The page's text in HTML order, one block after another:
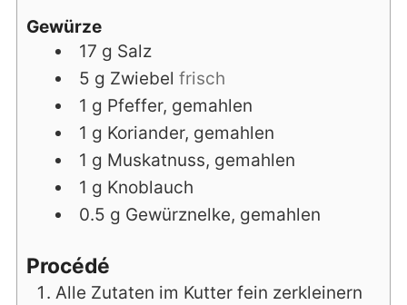
Gewürze
17 g Salz
5 g Zwiebel frisch
1 g Pfeffer, gemahlen
1 g Koriander, gemahlen
1 g Muskatnuss, gemahlen
1 g Knoblauch
0.5 g Gewürznelke, gemahlen
Procédé
Alle Zutaten im Kutter fein zerkleinern